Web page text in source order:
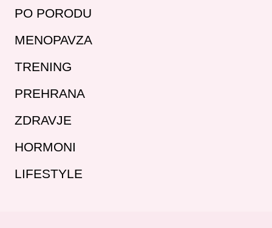
PO PORODU
MENOPAVZA
TRENING
PREHRANA
ZDRAVJE
HORMONI
LIFESTYLE